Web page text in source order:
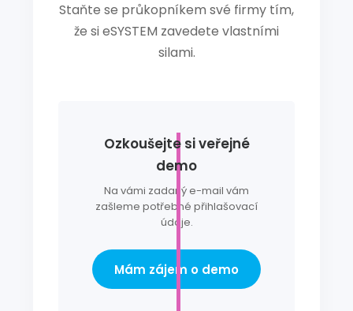
Staňte se průkopníkem své firmy tím,
že si eSYSTEM zavedete vlastními
silami.
Ozkoušejte si veřejné
demo
Na vámi zadaný e-mail vám
zašleme potřebné přihlašovací
údaje.
Mám zájem o demo